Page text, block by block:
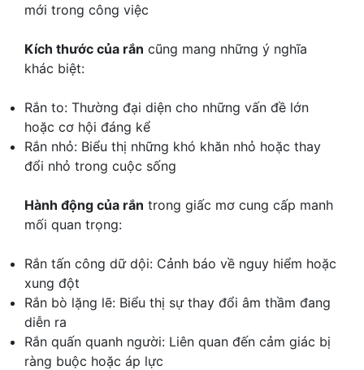
mới trong công việc
Kích thước của rắn cũng mang những ý nghĩa
khác biệt:
Rắn to: Thường đại diện cho những vấn đề lớn
hoặc cơ hội đáng kể
Rắn nhỏ: Biểu thị những khó khăn nhỏ hoặc thay
đổi nhỏ trong cuộc sống
Hành động của rắn trong giấc mơ cung cấp manh
mối quan trọng:
Rắn tấn công dữ dội: Cảnh báo về nguy hiểm hoặc
xung đột
Rắn bò lặng lẽ: Biểu thị sự thay đổi âm thầm đang
diễn ra
Rắn quấn quanh người: Liên quan đến cảm giác bị
ràng buộc hoặc áp lực